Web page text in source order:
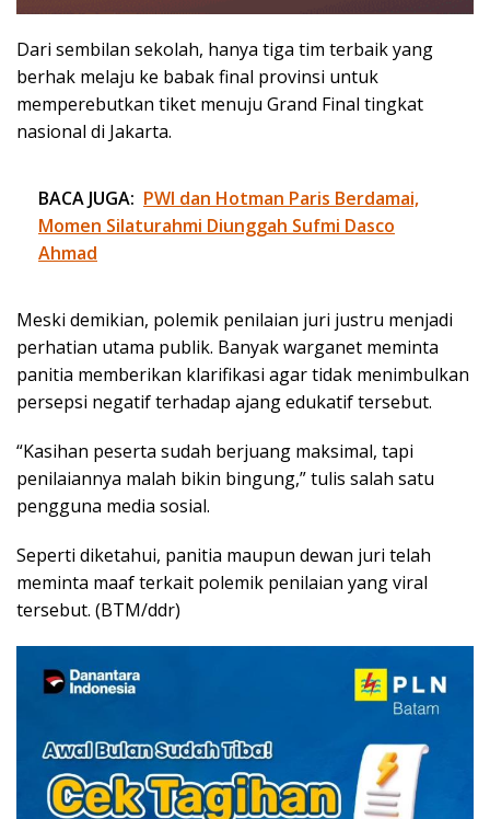
Dari sembilan sekolah, hanya tiga tim terbaik yang
berhak melaju ke babak final provinsi untuk
memperebutkan tiket menuju Grand Final tingkat
nasional di Jakarta.
BACA JUGA: PWI dan Hotman Paris Berdamai,
Momen Silaturahmi Diunggah Sufmi Dasco
Ahmad
Meski demikian, polemik penilaian juri justru menjadi
perhatian utama publik. Banyak warganet meminta
panitia memberikan klarifikasi agar tidak menimbulkan
persepsi negatif terhadap ajang edukatif tersebut.
“Kasihan peserta sudah berjuang maksimal, tapi
penilaiannya malah bikin bingung,” tulis salah satu
pengguna media sosial.
Seperti diketahui, panitia maupun dewan juri telah
meminta maaf terkait polemik penilaian yang viral
tersebut. (BTM/ddr)